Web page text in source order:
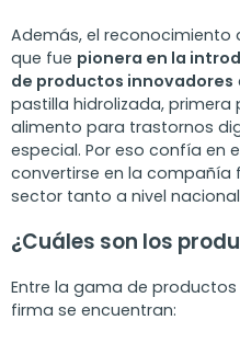
Además, el
que fue pionera en la
de productos innovadores
pastilla hidrolizada, primera
alimento para trastornos
especial. Por eso confía en
convertirse en la compañía
sector tanto a nivel
¿Cuáles son los
Entre la gama de
firma se encuentran: